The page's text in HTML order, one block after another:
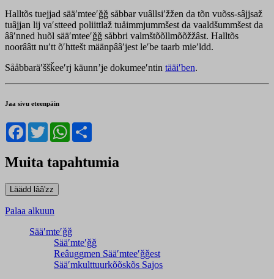
Halltõs tuejjad sääʹmteeʹǧǧ såbbar vuâllsiʹžžen da tõn vuõss-sâjjsaž
tuâjjan lij vaʹstteed poliittlaž tuåimmjummšest da vaaldšummšest da
ââʹnned huõl sääʹmteeʹǧǧ såbbri valmštõõllmõõžžâst. Halltõs
noorââtt nuʹtt õʹhttešt määnpââʹjest leʹbe taarb mieʹldd.
Sååbbaräʹššǩeeʹrj käunnʼje dokumeeʹntin tääiʹben.
Jaa sivu eteenpäin
Facebook
TwitterWhatsApp
Muita tapahtumia
Palaa alkuun
Sääʹmteʹǧǧ
Sääʹmteʹǧǧ
Reâuggmen Sääʹmteeʹǧǧest
Sääʹmkulttuurkõõskõs Sajos